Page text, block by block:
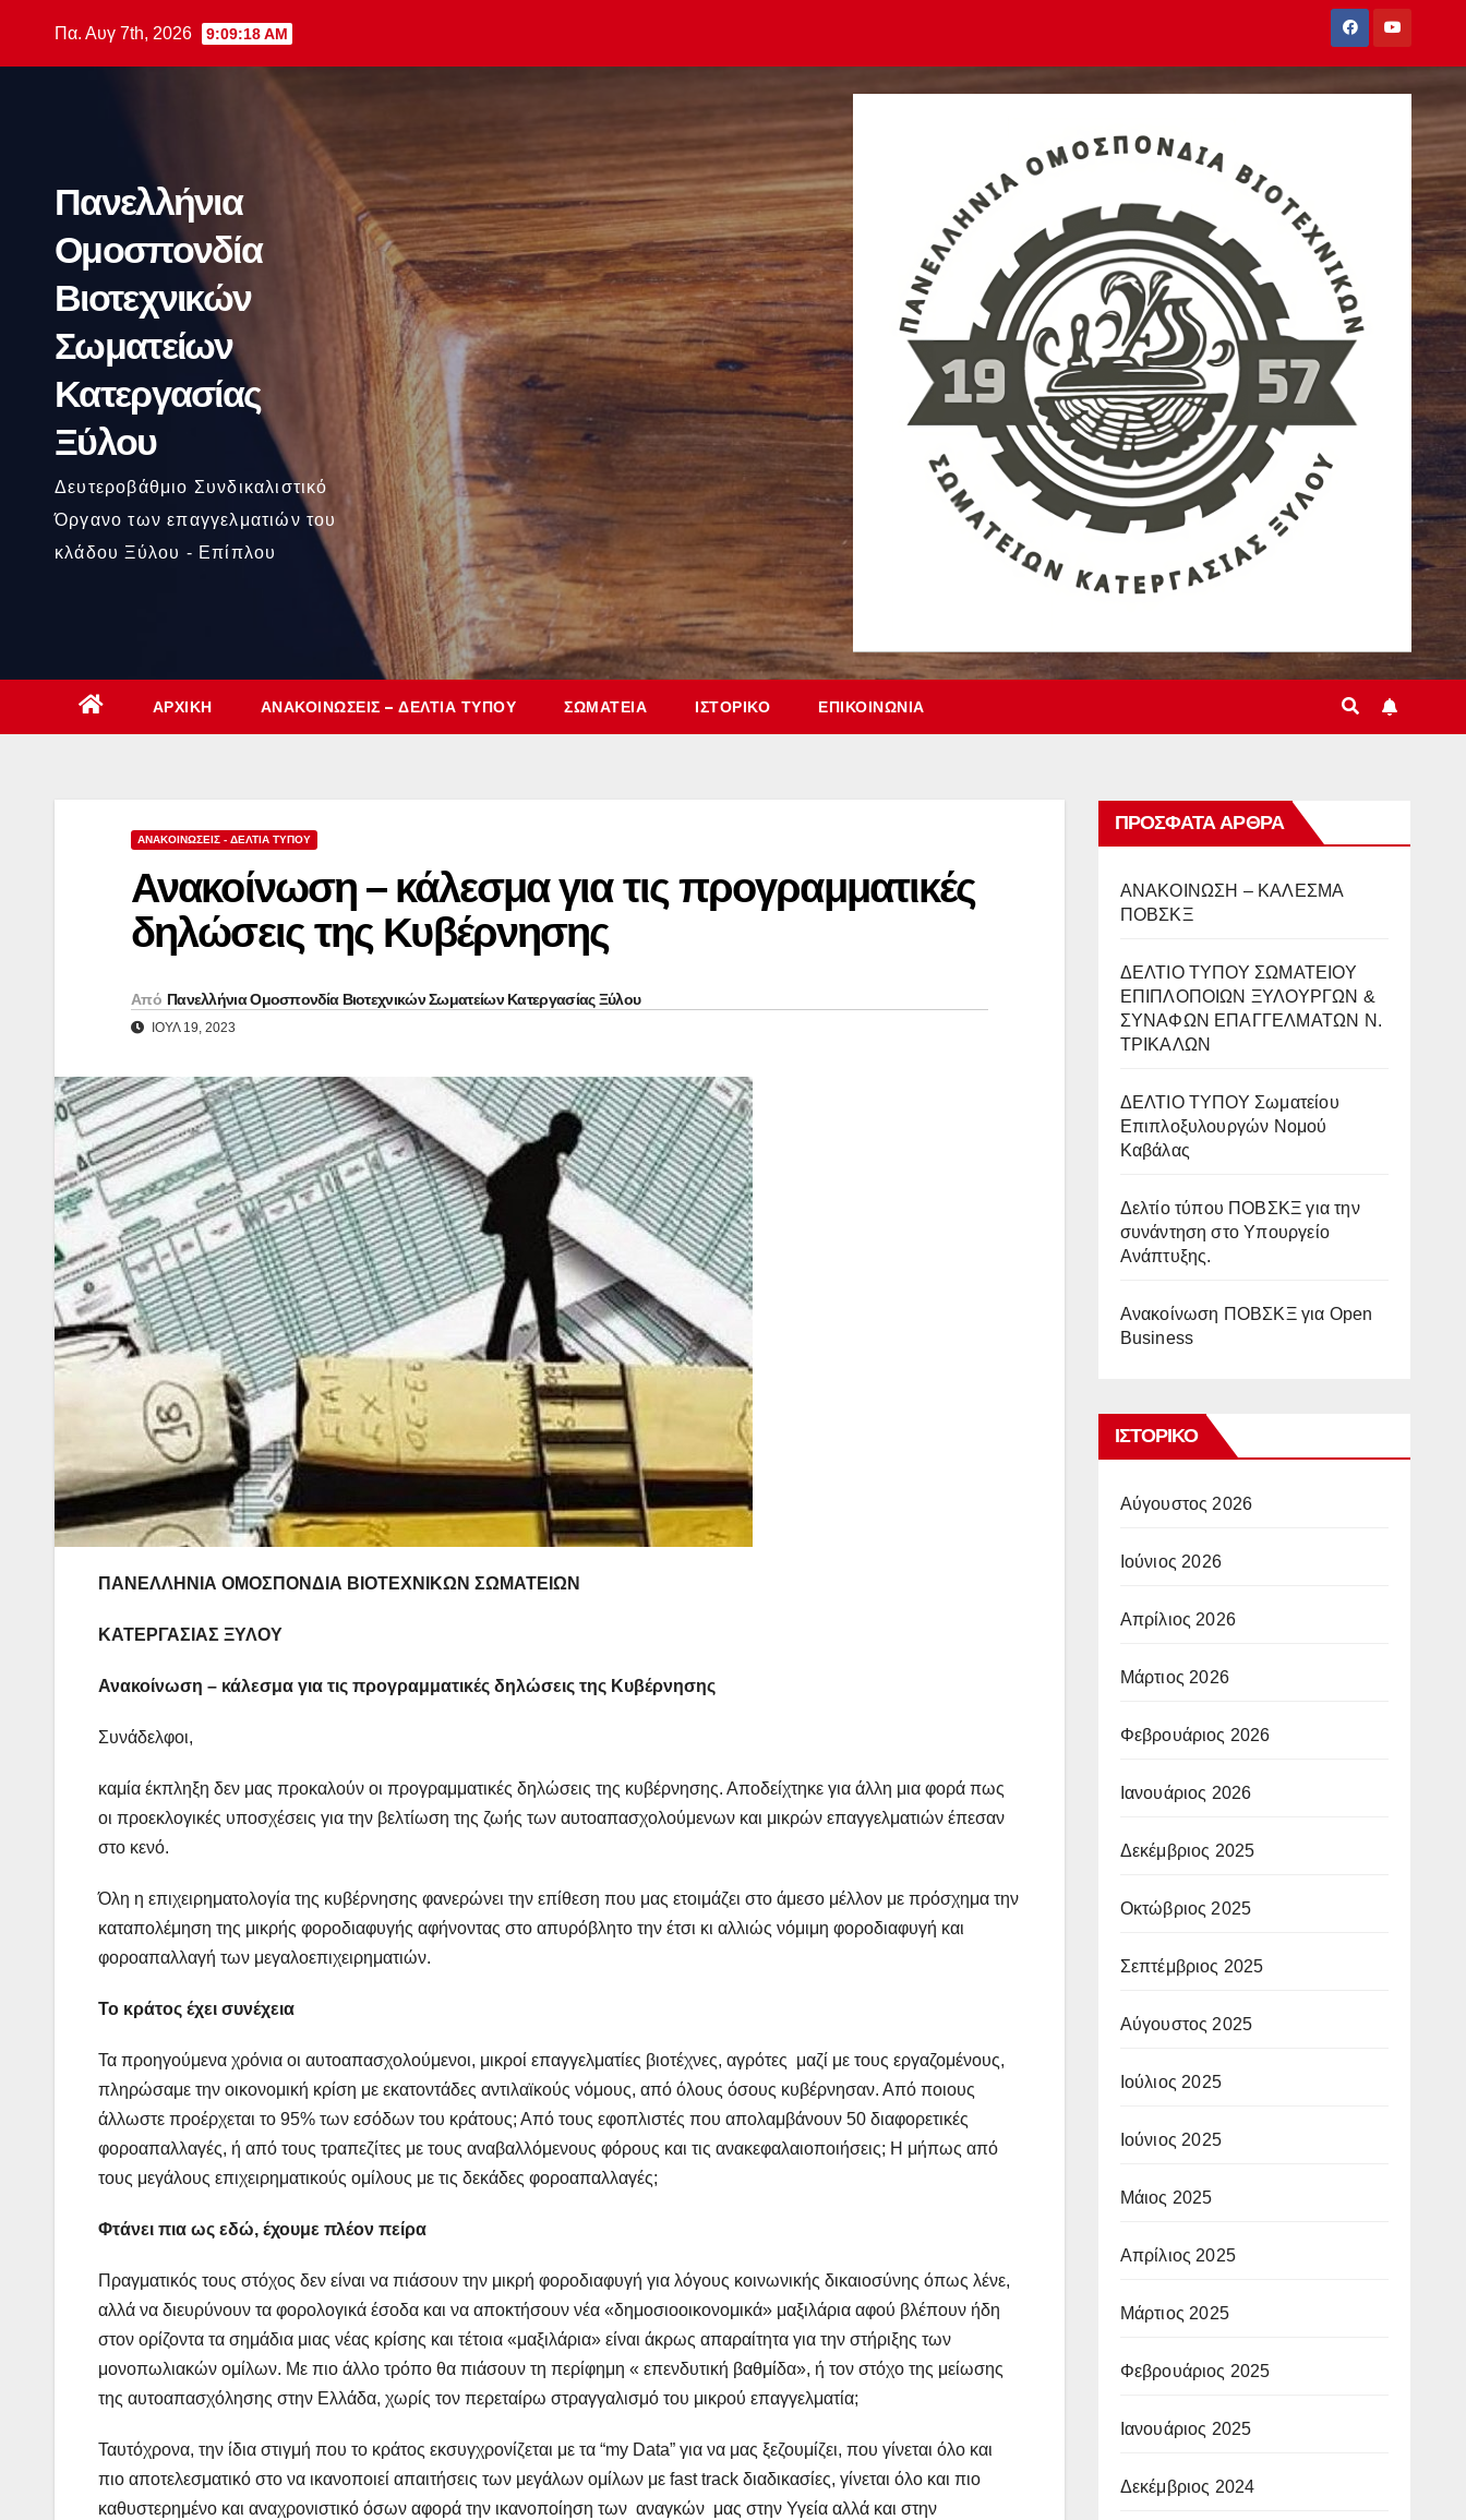
Πα. Αυγ 7th, 2026 9:09:19 AM
Πανελλήνια
Ομοσπονδία
Βιοτεχνικών
Σωματείων
Κατεργασίας
Ξύλου
Δευτεροβάθμιο Συνδικαλιστικό
Όργανο των επαγγελματιών του
κλάδου Ξύλου - Επίπλου
ΑΡΧΙΚΉ ΑΝΑΚΟΙΝΏΣΕΙΣ – ΔΕΛΤΊΑ ΤΎΠΟΥ ΣΩΜΑΤΕΊΑ ΙΣΤΟΡΙΚΌ ΕΠΙΚΟΙΝΩΝΊΑ
ΑΝΑΚΟΙΝΏΣΕΙΣ - ΔΕΛΤΊΑ ΤΎΠΟΥ
Ανακοίνωση – κάλεσμα για τις προγραμματικές
δηλώσεις της Κυβέρνησης
Από Πανελλήνια Ομοσπονδία Βιοτεχνικών Σωματείων Κατεργασίας Ξύλου
ΙΟΎΛ 19, 2023
ΠΑΝΕΛΛΗΝΙΑ ΟΜΟΣΠΟΝΔΙΑ ΒΙΟΤΕΧΝΙΚΩΝ ΣΩΜΑΤΕΙΩΝ
ΚΑΤΕΡΓΑΣΙΑΣ ΞΥΛΟΥ
Ανακοίνωση – κάλεσμα για τις προγραμματικές δηλώσεις της Κυβέρνησης
Συνάδελφοι,
καμία έκπληξη δεν μας προκαλούν οι προγραμματικές δηλώσεις της κυβέρνησης. Αποδείχτηκε για άλλη μια φορά πως
οι προεκλογικές υποσχέσεις για την βελτίωση της ζωής των αυτοαπασχολούμενων και μικρών επαγγελματιών έπεσαν
στο κενό.
Όλη η επιχειρηματολογία της κυβέρνησης φανερώνει την επίθεση που μας ετοιμάζει στο άμεσο μέλλον με πρόσχημα την
καταπολέμηση της μικρής φοροδιαφυγής αφήνοντας στο απυρόβλητο την έτσι κι αλλιώς νόμιμη φοροδιαφυγή και
φοροαπαλλαγή των μεγαλοεπιχειρηματιών.
Το κράτος έχει συνέχεια
Τα προηγούμενα χρόνια οι αυτοαπασχολούμενοι, μικροί επαγγελματίες βιοτέχνες, αγρότες μαζί με τους εργαζομένους,
πληρώσαμε την οικονομική κρίση με εκατοντάδες αντιλαϊκούς νόμους, από όλους όσους κυβέρνησαν. Από ποιους
άλλωστε προέρχεται το 95% των εσόδων του κράτους; Από τους εφοπλιστές που απολαμβάνουν 50 διαφορετικές
φοροαπαλλαγές, ή από τους τραπεζίτες με τους αναβαλλόμενους φόρους και τις ανακεφαλαιοποιήσεις; Η μήπως από
τους μεγάλους επιχειρηματικούς ομίλους με τις δεκάδες φοροαπαλλαγές;
Φτάνει πια ως εδώ, έχουμε πλέον πείρα
Πραγματικός τους στόχος δεν είναι να πιάσουν την μικρή φοροδιαφυγή για λόγους κοινωνικής δικαιοσύνης όπως λένε,
αλλά να διευρύνουν τα φορολογικά έσοδα και να αποκτήσουν νέα «δημοσιοοικονομικά» μαξιλάρια αφού βλέπουν ήδη
στον ορίζοντα τα σημάδια μιας νέας κρίσης και τέτοια «μαξιλάρια» είναι άκρως απαραίτητα για την στήριξης των
μονοπωλιακών ομίλων. Με πιο άλλο τρόπο θα πιάσουν τη περίφημη « επενδυτική βαθμίδα», ή τον στόχο της μείωσης
της αυτοαπασχόλησης στην Ελλάδα, χωρίς τον περεταίρω στραγγαλισμό του μικρού επαγγελματία;
Ταυτόχρονα, την ίδια στιγμή που το κράτος εκσυγχρονίζεται με τα “my Data” για να μας ξεζουμίζει, που γίνεται όλο και
πιο αποτελεσματικό στο να ικανοποιεί απαιτήσεις των μεγάλων ομίλων με fast track διαδικασίες, γίνεται όλο και πιο
καθυστερημένο και αναχρονιστικό όσων αφορά την ικανοποίηση των αναγκών μας στην Υγεία αλλά και στην
ΠΡΌΣΦΑΤΑ ΆΡΘΡΑ
ΑΝΑΚΟΙΝΩΣΗ – ΚΑΛΕΣΜΑ
ΠΟΒΣΚΞ
ΔΕΛΤΙΟ ΤΥΠΟΥ ΣΩΜΑΤΕΙΟΥ
ΕΠΙΠΛΟΠΟΙΩΝ ΞΥΛΟΥΡΓΩΝ &
ΣΥΝΑΦΩΝ ΕΠΑΓΓΕΛΜΑΤΩΝ Ν.
ΤΡΙΚΑΛΩΝ
ΔΕΛΤΙΟ ΤΥΠΟΥ Σωματείου
Επιπλοξυλουργών Νομού
Καβάλας
Δελτίο τύπου ΠΟΒΣΚΞ για την
συνάντηση στο Υπουργείο
Ανάπτυξης.
Ανακοίνωση ΠΟΒΣΚΞ για Open
Business
ΙΣΤΟΡΙΚΌ
Αύγουστος 2026
Ιούνιος 2026
Απρίλιος 2026
Μάρτιος 2026
Φεβρουάριος 2026
Ιανουάριος 2026
Δεκέμβριος 2025
Οκτώβριος 2025
Σεπτέμβριος 2025
Αύγουστος 2025
Ιούλιος 2025
Ιούνιος 2025
Μάιος 2025
Απρίλιος 2025
Μάρτιος 2025
Φεβρουάριος 2025
Ιανουάριος 2025
Δεκέμβριος 2024